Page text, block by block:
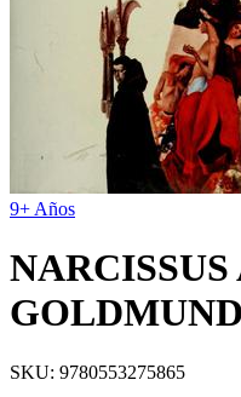
9+ Años
NARCISSUS
SKU: 9780553275865